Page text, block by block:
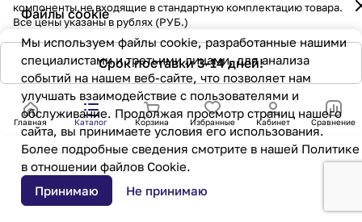
Срок поставки 3-14 дней!
Главная Каталог Корзина Избранные Кабинет Сравнение
Файлы cookie
Мы используем файлы cookie, разработанные нашими
специалистами и третьими лицами, для анализа
событий на нашем веб-сайте, что позволяет нам
улучшать взаимодействие с пользователями и
обслуживание. Продолжая просмотр страниц нашего
сайта, вы принимаете условия его использования.
Более подробные сведения смотрите в нашей Политике
в отношении файлов Cookie.
Принимаю
Не принимаю
компоненты,не входящие в стандартную комплектацию товара.
Все цены указаны в рублях (PУБ.)